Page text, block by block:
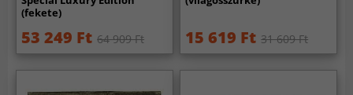
(fekete)
53 249 Ft 64 909 Ft 15 619 Ft 31 609 Ft